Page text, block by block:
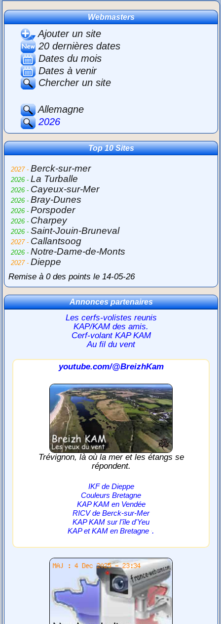
Webmasters
Ajouter un site
20 dernières dates
Dates du mois
Dates à venir
Chercher un site
Allemagne
2026
Top 10 Sites
2027 -Berck-sur-mer
2026 -La Turballe
2026 - Cayeux-sur-Mer
2026 -Bray-Dunes
2026 -Porspoder
2026 - Charpey
2026 -Saint-Jouin-Bruneval
2027 - Callantsoog
2026 -Notre-Dame-de-Monts
2027 -Dieppe
Remise à 0 des points le 14-05-26
Annonces partenaires
Les cerfs-volistes reunis
KAP/KAM des amis.
Cerf-volant KAP KAM
Au fil du vent
youtube.com/@BreizhKam
Trévignon, là où la mer et les étangs se
répondent.
IKF de Dieppe
Couleurs Bretagne
KAP KAM en Vendée
RICV de Berck-sur-Mer
KAP KAM sur l'île d'Yeu
KAP et KAM en Bretagne .